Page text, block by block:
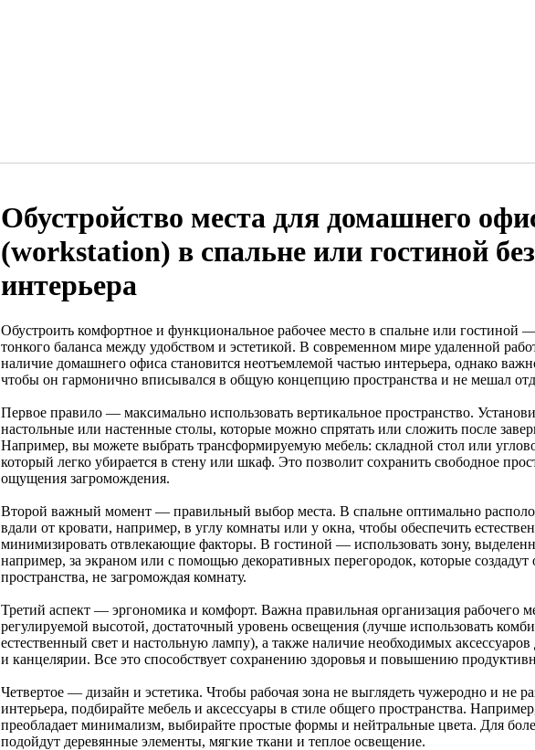
Обустройство места для домашнего
(workstation) в спальне или гостиной
интерьера
Обустроить комфортное и функциональное рабочее место в спальне или гостиной —
тонкого баланса между удобством и эстетикой. В современном мире удаленной
наличие домашнего офиса становится неотъемлемой частью интерьера, однако
чтобы он гармонично вписывался в общую концепцию пространства и не мешал
Первое правило — максимально использовать вертикальное пространство.
настольные или настенные столы, которые можно спрятать или сложить после
Например, вы можете выбрать трансформируемую мебель: складной стол или
который легко убирается в стену или шкаф. Это позволит сохранить свободное
ощущения загромождения.
Второй важный момент — правильный выбор места. В спальне оптимально
вдали от кровати, например, в углу комнаты или у окна, чтобы обеспечить
минимизировать отвлекающие факторы. В гостиной — использовать зону,
например, за экраном или с помощью декоративных перегородок, которые
пространства, не загромождая комнату.
Третий аспект — эргономика и комфорт. Важна правильная организация рабочего
регулируемой высотой, достаточный уровень освещения (лучше использовать
естественный свет и настольную лампу), а также наличие необходимых
и канцелярии. Все это способствует сохранению здоровья и повышению
Четвертое — дизайн и эстетика. Чтобы рабочая зона не выглядеть чужеродно и не
интерьера, подбирайте мебель и аксессуары в стиле общего пространства.
преобладает минимализм, выбирайте простые формы и нейтральные цвета. Для
подойдут деревянные элементы, мягкие ткани и теплое освещение.